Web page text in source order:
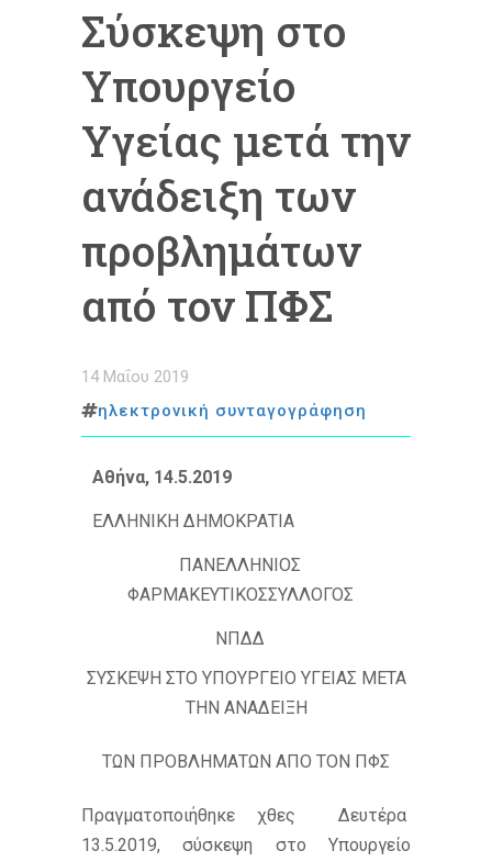
Σύσκεψη στο
Υπουργείο
Υγείας μετά την
ανάδειξη των
προβλημάτων
από τον ΠΦΣ
14 Μαΐου 2019
ηλεκτρονική συνταγογράφηση
Αθήνα, 14.5.2019
ΕΛΛΗΝΙΚΗ ΔΗΜΟΚΡΑΤΙΑ
ΠΑΝΕΛΛΗΝΙΟΣ
ΦΑΡΜΑΚΕΥΤΙΚΟΣΣΥΛΛΟΓΟΣ
ΝΠΔΔ
ΣΥΣΚΕΨΗ ΣΤΟ ΥΠΟΥΡΓΕΙΟ ΥΓΕΙΑΣ ΜΕΤΑ
ΤΗΝ ΑΝΑΔΕΙΞΗ
ΤΩΝ ΠΡΟΒΛΗΜΑΤΩΝ ΑΠΟ ΤΟΝ ΠΦΣ
Πραγματοποιήθηκε χθες Δευτέρα
13.5.2019, σύσκεψη στο Υπουργείο